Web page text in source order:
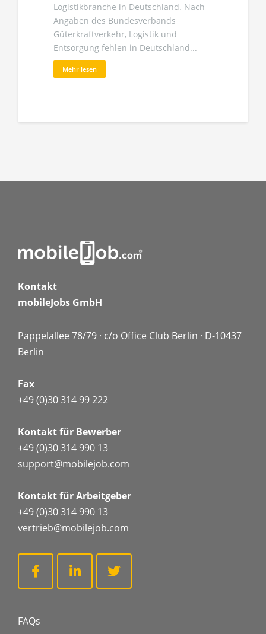
Logistikbranche in Deutschland. Nach
Angaben des Bundesverbands
Güterkraftverkehr, Logistik und
Entsorgung fehlen in Deutschland...
Mehr lesen
Kontakt
mobileJobs GmbH
Pappelallee 78/79 · c/o Office Club Berlin · D-10437
Berlin
Fax
+49 (0)30 314 99 222
Kontakt für Bewerber
+49 (0)30 314 990 13
support@mobilejob.com
Kontakt für Arbeitgeber
+49 (0)30 314 990 13
vertrieb@mobilejob.com
FAQs